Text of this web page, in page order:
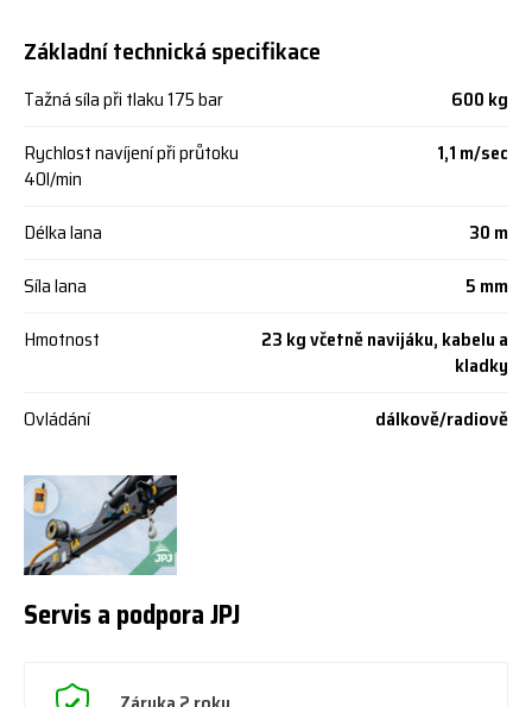
Základní technická specifikace
Tažná síla při tlaku 175 bar
600 kg
Rychlost navíjení při průtoku
40l/min
1,1 m/sec
Délka lana
30 m
Síla lana
5 mm
Hmotnost
23 kg včetně navijáku, kabelu a
kladky
Ovládání
dálkově/radiově
Servis a podpora JPJ